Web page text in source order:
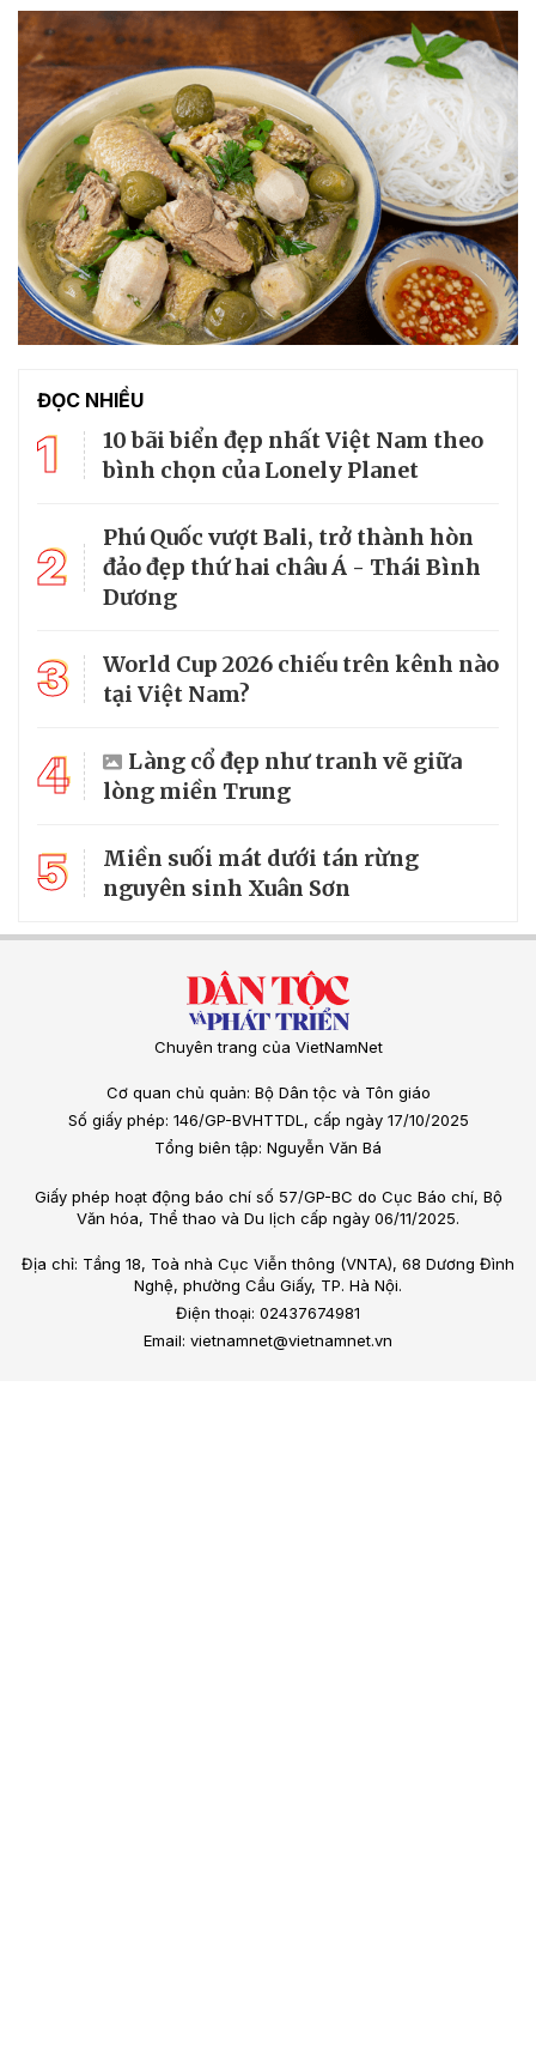
ĐỌC NHIỀU
1
10 bãi biển đẹp nhất Việt Nam theo
bình chọn của Lonely Planet
2
Phú Quốc vượt Bali, trở thành hòn
đảo đẹp thứ hai châu Á - Thái Bình
Dương
3
World Cup 2026 chiếu trên kênh nào
tại Việt Nam?
4
Làng cổ đẹp như tranh vẽ giữa
lòng miền Trung
5
Miền suối mát dưới tán rừng
nguyên sinh Xuân Sơn
Chuyên trang của VietNamNet
Cơ quan chủ quản: Bộ Dân tộc và Tôn giáo
Số giấy phép: 146/GP-BVHTTDL, cấp ngày 17/10/2025
Tổng biên tập: Nguyễn Văn Bá
Giấy phép hoạt động báo chí số 57/GP-BC do Cục Báo chí, Bộ
Văn hóa, Thể thao và Du lịch cấp ngày 06/11/2025.
Địa chỉ: Tầng 18, Toà nhà Cục Viễn thông (VNTA), 68 Dương Đình
Nghệ, phường Cầu Giấy, TP. Hà Nội.
Điện thoại: 02437674981
Email: vietnamnet@vietnamnet.vn